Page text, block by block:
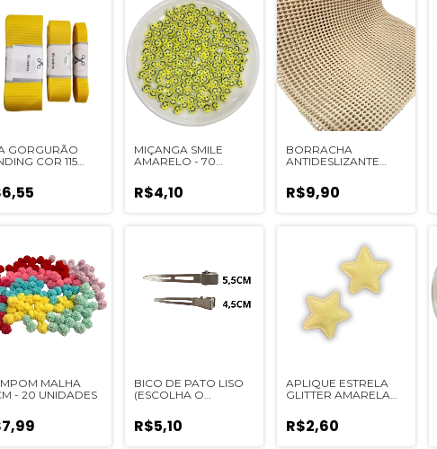
GORGURÃO
COR 115
MIÇANGA SMILE
AMARELO - 70
R$4,10
BORRACHA
ANTIDESLIZANTE
(40CMX24CM) - 1
UNIDADE
R$9,90
MALHA
- 20 UNIDADES
BICO DE PATO LISO
(ESCOLHA O
R$5,10
APLIQUE ESTRELA
GLITTER AMARELA
R$2,60